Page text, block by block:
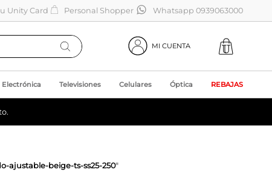
Unity Card Personal Shopper Whatsapp 0939063000
MI CUENTA
Electrónica Televisiones Celulares Óptica REBAJAS
ajustable-beige-ts-ss25-250"